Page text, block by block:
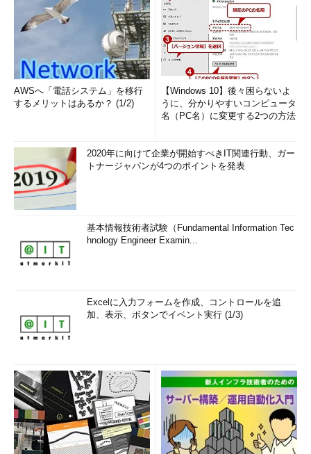
AWSへ「電話システム」を移行
するメリットはあるか？ (1/2)
【Windows 10】後々困らないよ
うに、分かりやすいコンピュータ
名（PC名）に変更する2つの方法
2020年に向けて企業が開始すべきIT関連行動、ガー
トナージャパンが4つのポイントを発表
基本情報技術者試験（Fundamental Information Tec
hnology Engineer Examin...
Excelに入力フォームを作成、コントロールを追
加、表示、ボタンでイベント実行 (1/3)